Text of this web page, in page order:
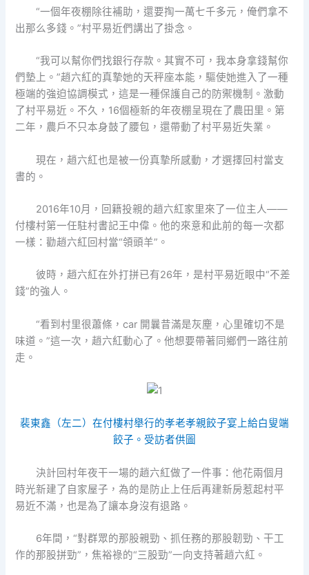
“一個年夜棚除往補助，還要掏一萬七千多元，俺們拿不
出那么多錢。”村平易近們講出了掛念。
“我可以幫你們找銀行存款。其實不可，我本身拿錢幫你
們墊上。”趙六紅的真摯她的天秤座本能，驅使她進入了一種
極端的強迫協調模式，這是一種保護自己的防禦機制。激動
了村平易近。不久，16個極新的年夜棚呈現在了農田里。第
二年，農戶不只本身鼓了腰包，還帶動了村平易近失業。
現在，趙六紅也是被一份真摯所感動，才選擇回村當支
書的。
2016年10月，回籍投親的趙六紅家里來了一位主人——
付樓村第一任駐村書記王中偉。他的來意和此前的每一次都
一樣：勸趙六紅回村當“領頭羊”。
彼時，趙六紅在外打拼已有26年，是村平易近眼中“不差
錢”的強人。
“看到村里很蕭條，car 開曩昔滿是灰塵，心里確切不是
味道。”這一次，趙六紅動心了。他想要帶著同鄉們一路往前
走。
裴東鑫（左二）在付樓村舉行的孝老孝親餃子宴上給白叟端
餃子。受訪者供圖
決計回村年夜干一場的趙六紅做了一件事：他花兩個月
時光新建了自家屋子，為的是防止上任后再建新房惹起村平
易近不滿，也是為了讓本身沒有退路。
6年間，“對群眾的那股親勁、抓任務的那股韌勁、干工
作的那股拼勁”，焦裕祿的“三股勁”一向支持著趙六紅。